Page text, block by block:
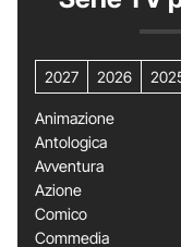
2027 2026
Animazione
Antologica
Avventura
Azione
Comico
Commedia